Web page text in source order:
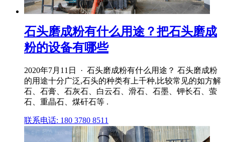
石头磨成粉有什么用途？把石头磨成
粉的设备有哪些
2020年7月11日 · 石头磨成粉有什么用途？ 石头磨成粉
的用途十分广泛,石头的种类有上千种,比较常见的如方解
石、石膏、石灰石、白云石、滑石、石墨、钾长石、萤
石、重晶石、煤矸石等 .
联系电话: 180 3780 8511